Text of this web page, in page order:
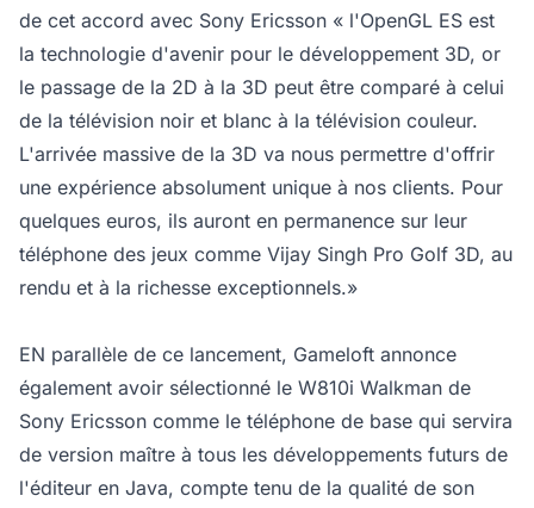
de cet accord avec Sony Ericsson « l'OpenGL ES est
la technologie d'avenir pour le développement 3D, or
le passage de la 2D à la 3D peut être comparé à celui
de la télévision noir et blanc à la télévision couleur.
L'arrivée massive de la 3D va nous permettre d'offrir
une expérience absolument unique à nos clients. Pour
quelques euros, ils auront en permanence sur leur
téléphone des jeux comme Vijay Singh Pro Golf 3D, au
rendu et à la richesse exceptionnels.»
EN parallèle de ce lancement, Gameloft annonce
également avoir sélectionné le W810i Walkman de
Sony Ericsson comme le téléphone de base qui servira
de version maître à tous les développements futurs de
l'éditeur en Java, compte tenu de la qualité de son